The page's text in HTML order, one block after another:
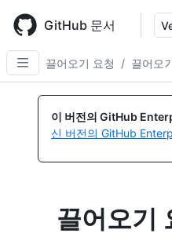
main
content
GitHub 문서
끌어오기 요청
/ 끌어오
이 버전의 GitHub
신 버전의 GitHub
끌어오기